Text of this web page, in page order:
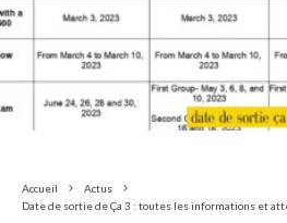
Accueil
Actus
Date de sortie de Ça 3 : toutes les informations et